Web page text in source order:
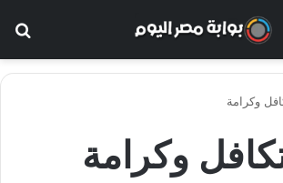
وكرامة
وكرامة